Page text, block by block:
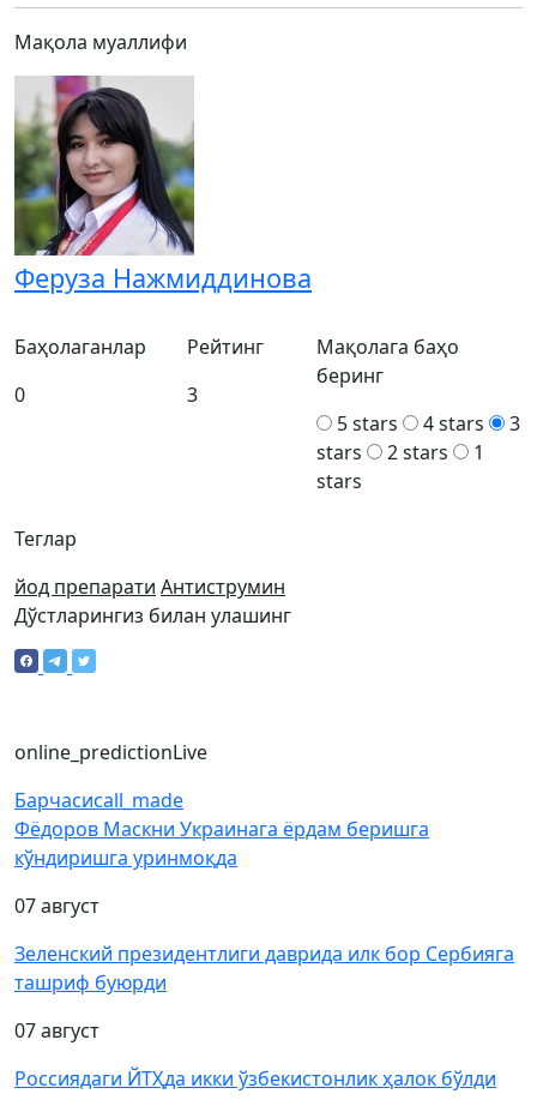
Мақола муаллифи
Феруза Нажмиддинова
Теглар
йод препарати Антиструмин
Баҳолаганлар
0
Рейтинг
3
Мақолага баҳо
беринг
5 stars
4 stars
3
stars
2 stars
1
stars
Дўстларингиз билан улашинг
online_predictionLive
Барчасиcall_made
Фёдоров Маскни Украинага ёрдам беришга
кўндиришга уринмоқда
07 август
Зеленский президентлиги даврида илк бор Сербияга
ташриф буюрди
07 август
Россиядаги ЙТҲда икки ўзбекистонлик ҳалок бўлди